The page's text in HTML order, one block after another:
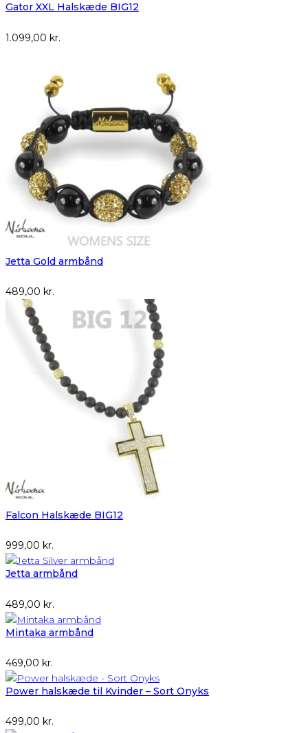
Gator XXL Halskæde BIG12
1.099,00 kr.
Jetta Gold armbånd
489,00 kr.
Falcon Halskæde BIG12
999,00 kr.
Jetta armbånd
489,00 kr.
Mintaka armbånd
469,00 kr.
Power halskæde til Kvinder – Sort Onyks
499,00 kr.